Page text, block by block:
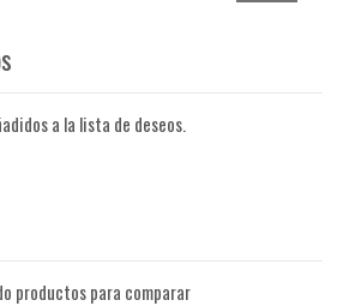
a la lista de deseos.
productos para comparar